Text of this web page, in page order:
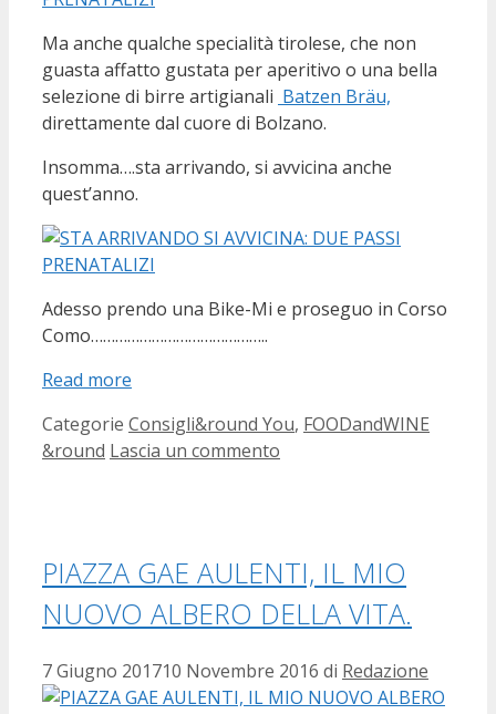
Ma anche qualche specialità tirolese, che non
guasta affatto gustata per aperitivo o una bella
selezione di birre artigianali Batzen Bräu,
direttamente dal cuore di Bolzano.
Insomma….sta arrivando, si avvicina anche
quest’anno.
Adesso prendo una Bike-Mi e proseguo in Corso
Como……………………………………..
Read more
Categorie Consigli&round You, FOODandWINE
&round Lascia un commento
PIAZZA GAE AULENTI, IL MIO
NUOVO ALBERO DELLA VITA.
7 Giugno 201710 Novembre 2016 di Redazione